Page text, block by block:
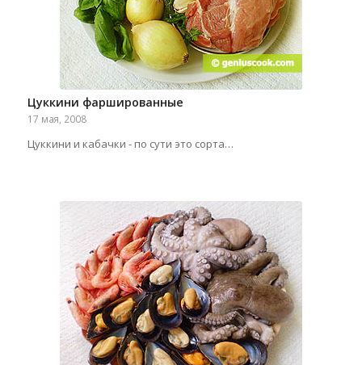
Цуккини фаршированные
17 мая, 2008
Цуккини и кабачки - по сути это сорта…